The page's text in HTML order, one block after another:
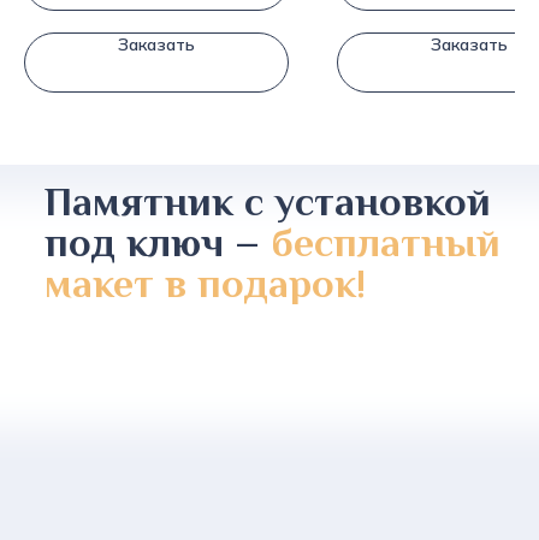
Заказать Заказать
Памятник с установкой
под ключ – бесплатный
макет в подарок!